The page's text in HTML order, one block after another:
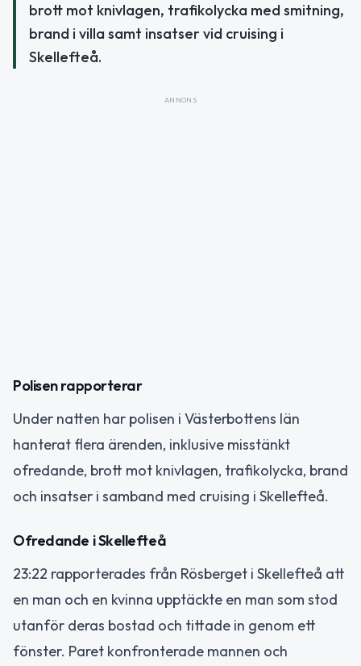
brott mot knivlagen, trafikolycka med smitning,
brand i villa samt insatser vid cruising i
Skellefteå.
ANNONS
Polisen rapporterar
Under natten har polisen i Västerbottens län
hanterat flera ärenden, inklusive misstänkt
ofredande, brott mot knivlagen, trafikolycka, brand
och insatser i samband med cruising i Skellefteå.
Ofredande i Skellefteå
23:22 rapporterades från Rösberget i Skellefteå att
en man och en kvinna upptäckte en man som stod
utanför deras bostad och tittade in genom ett
fönster. Paret konfronterade mannen och